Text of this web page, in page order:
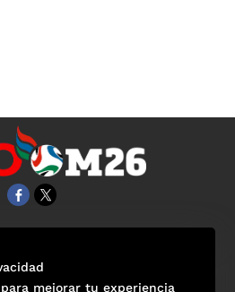
mejorar tu experiencia